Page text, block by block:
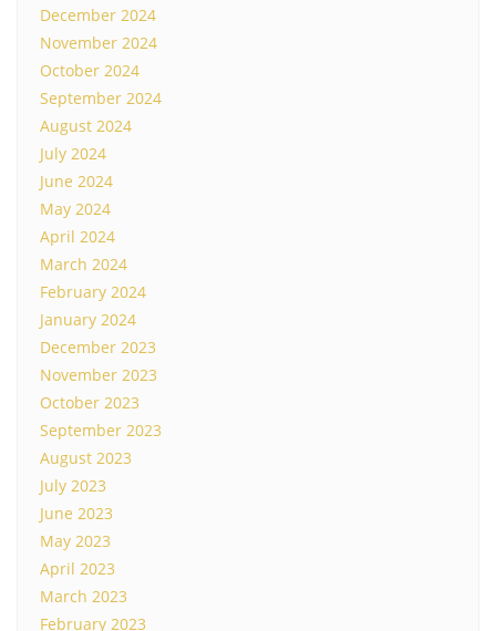
December 2024
November 2024
October 2024
September 2024
August 2024
July 2024
June 2024
May 2024
April 2024
March 2024
February 2024
January 2024
December 2023
November 2023
October 2023
September 2023
August 2023
July 2023
June 2023
May 2023
April 2023
March 2023
February 2023